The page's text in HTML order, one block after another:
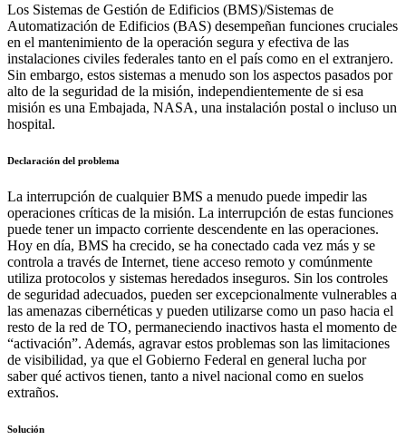
Los Sistemas de Gestión de Edificios (BMS)/Sistemas de
Automatización de Edificios (BAS) desempeñan funciones cruciales
en el mantenimiento de la operación segura y efectiva de las
instalaciones civiles federales tanto en el país como en el extranjero.
Sin embargo, estos sistemas a menudo son los aspectos pasados por
alto de la seguridad de la misión, independientemente de si esa
misión es una Embajada, NASA, una instalación postal o incluso un
hospital.
Declaración del problema
La interrupción de cualquier BMS a menudo puede impedir las
operaciones críticas de la misión. La interrupción de estas funciones
puede tener un impacto corriente descendente en las operaciones.
Hoy en día, BMS ha crecido, se ha conectado cada vez más y se
controla a través de Internet, tiene acceso remoto y comúnmente
utiliza protocolos y sistemas heredados inseguros. Sin los controles
de seguridad adecuados, pueden ser excepcionalmente vulnerables a
las amenazas cibernéticas y pueden utilizarse como un paso hacia el
resto de la red de TO, permaneciendo inactivos hasta el momento de
“activación”. Además, agravar estos problemas son las limitaciones
de visibilidad, ya que el Gobierno Federal en general lucha por
saber qué activos tienen, tanto a nivel nacional como en suelos
extraños.
Solución